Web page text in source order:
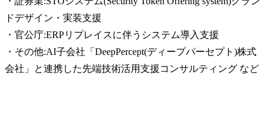
ドデザイン・実装支援
・官公庁:ERPリプレイスに伴うシステム導入支援
・その他:AI子会社「DeepPercept(ディープパーセプト)株式
会社」と連携した先端技術活用支援コンサルティング など